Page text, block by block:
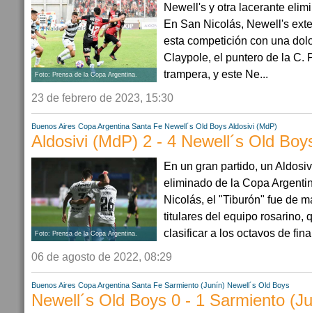
Foto: Prensa de la Copa Argentina.
Newell's y otra lacerante
En San Nicolás, Newell's
esta competición con una
Claypole, el puntero de la C.
trampera, y este Ne...
23 de febrero de 2023, 15:30
Buenos Aires Copa Argentina Santa Fe Newell´s Old Boys Aldosivi (MdP)
Aldosivi (MdP) 2 - 4 Newell´s Old
Foto: Prensa de la Copa Argentina.
En un gran partido, un
eliminado de la Copa
Nicolás, el "Tiburón" fue de
titulares del equipo rosarino,
clasificar a los octavos de
06 de agosto de 2022, 08:29
Buenos Aires Copa Argentina Santa Fe Sarmiento (Junín) Newell´s Old Boys
Newell´s Old Boys 0 - 1 Sarmiento